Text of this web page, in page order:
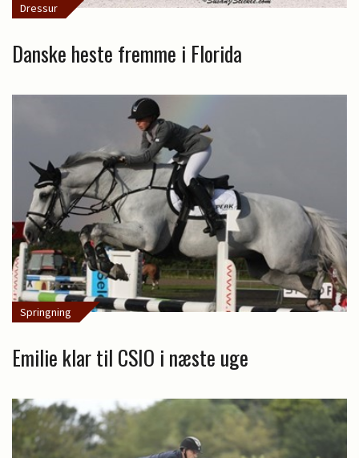
Dressur
Danske heste fremme i Florida
Springning
Emilie klar til CSIO i næste uge